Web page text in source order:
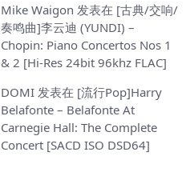
Mike Waigon 发表在 [古典/交响/
奏鸣曲]李云迪 (YUNDI) –
Chopin: Piano Concertos Nos 1
& 2 [Hi-Res 24bit 96khz FLAC]
DOMI 发表在 [流行Pop]Harry
Belafonte – Belafonte At
Carnegie Hall: The Complete
Concert [SACD ISO DSD64]